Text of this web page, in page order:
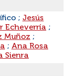
; Jesús
Echeverría ;
Muñoz ;
; Ana Rosa
Sienra